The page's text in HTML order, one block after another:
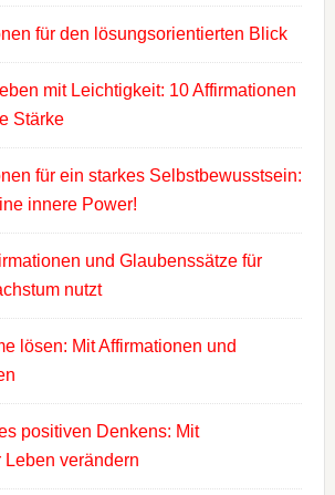
für den lösungsorientierten Blick
mit Leichtigkeit: 10 Affirmationen
Stärke
für ein starkes Selbstbewusstsein:
innere Power!
und Glaubenssätze für
nutzt
lösen: Mit Affirmationen und
positiven Denkens: Mit
Leben verändern